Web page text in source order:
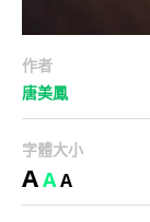
作者
唐美鳳
字體大小
AAA